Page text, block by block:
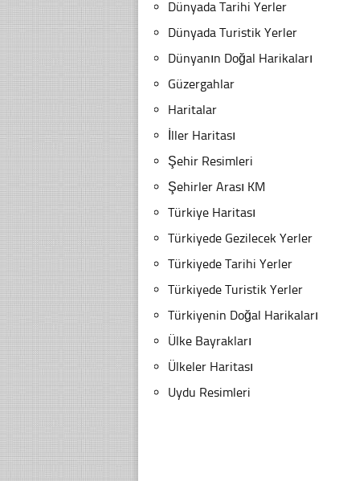
Dünyada Tarihi Yerler
Dünyada Turistik Yerler
Dünyanın Doğal Harikaları
Güzergahlar
Haritalar
İller Haritası
Şehir Resimleri
Şehirler Arası KM
Türkiye Haritası
Türkiyede Gezilecek Yerler
Türkiyede Tarihi Yerler
Türkiyede Turistik Yerler
Türkiyenin Doğal Harikaları
Ülke Bayrakları
Ülkeler Haritası
Uydu Resimleri